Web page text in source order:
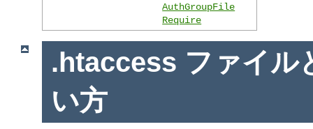
AuthGroupFile
Require
.htaccess ファイル
い方